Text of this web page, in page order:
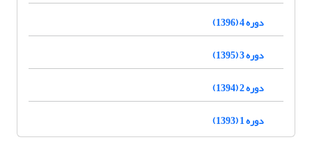
دوره 4 (1396)
دوره 3 (1395)
دوره 2 (1394)
دوره 1 (1393)